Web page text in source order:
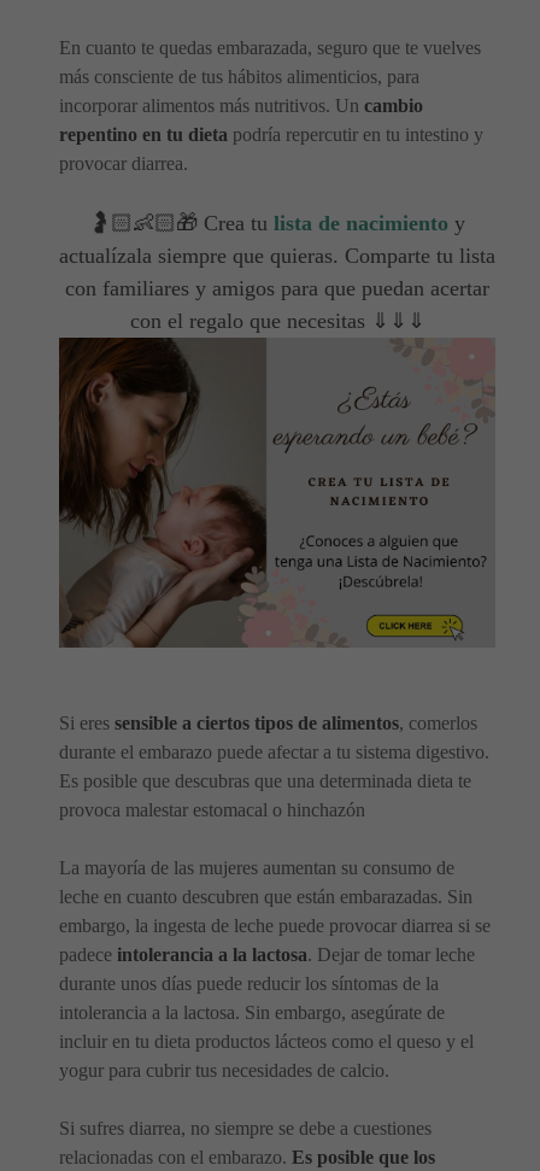
En cuanto te quedas embarazada, seguro que te vuelves
más consciente de tus hábitos alimenticios, para
incorporar alimentos más nutritivos. Un cambio
repentino en tu dieta podría repercutir en tu intestino y
provocar diarrea.
🤰🏻👶🏻🎁 Crea tu lista de nacimiento y
actualízala siempre que quieras. Comparte tu lista
con familiares y amigos para que puedan acertar
con el regalo que necesitas ⇓⇓⇓
Si eres sensible a ciertos tipos de alimentos, comerlos
durante el embarazo puede afectar a tu sistema digestivo.
Es posible que descubras que una determinada dieta te
provoca malestar estomacal o hinchazón
La mayoría de las mujeres aumentan su consumo de
leche en cuanto descubren que están embarazadas. Sin
embargo, la ingesta de leche puede provocar diarrea si se
padece intolerancia a la lactosa. Dejar de tomar leche
durante unos días puede reducir los síntomas de la
intolerancia a la lactosa. Sin embargo, asegúrate de
incluir en tu dieta productos lácteos como el queso y el
yogur para cubrir tus necesidades de calcio.
Si sufres diarrea, no siempre se debe a cuestiones
relacionadas con el embarazo. Es posible que los